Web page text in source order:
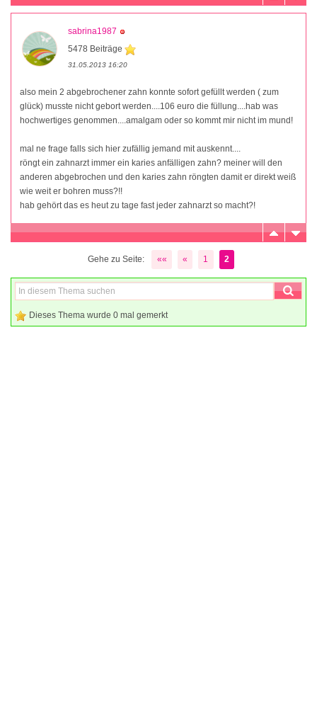
sabrina1987
5478 Beiträge
31.05.2013 16:20
also mein 2 abgebrochener zahn konnte sofort gefüllt werden ( zum
glück) musste nicht gebort werden....106 euro die füllung....hab was
hochwertiges genommen....amalgam oder so kommt mir nicht im mund!
mal ne frage falls sich hier zufällig jemand mit auskennt....
röngt ein zahnarzt immer ein karies anfälligen zahn? meiner will den
anderen abgebrochen und den karies zahn röngten damit er direkt weiß
wie weit er bohren muss?!!
hab gehört das es heut zu tage fast jeder zahnarzt so macht?!
Gehe zu Seite: «« « 1 2
Dieses Thema wurde 0 mal gemerkt